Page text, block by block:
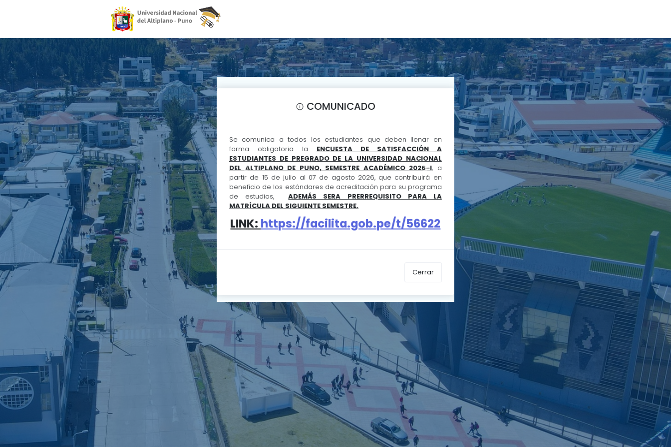
MATRÍCULA
COMUNICADO
Se comunica a todos los estudiantes que deben llenar en
forma obligatoria la ENCUESTA DE SATISFACCIÓN A
ESTUDIANTES DE PREGRADO DE LA UNIVERSIDAD NACIONAL
DEL ALTIPLANO DE PUNO, SEMESTRE ACADÉMICO 2026-I, a
partir de 15 de julio al 07 de agosto 2026, que contribuirá en
beneficio de los estándares de acreditación para su programa
de estudios,ADEMÁS SERA PRERREQUISITO PARA LA
MATRÍCULA DEL SIGUIENTE SEMESTRE.
LINK:https://facilita.gob.pe/t/56622
Previous Next
Cerrar